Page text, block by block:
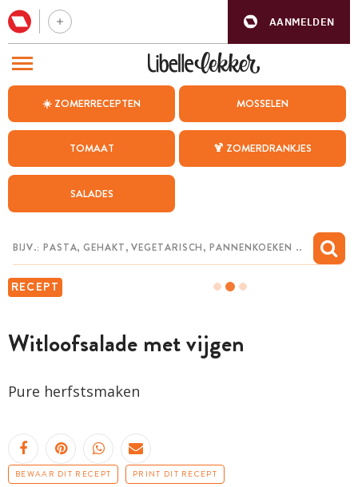
AANMELDEN
☀️ ZOMERRECEPTEN MOSSELEN
TOMAAT 🍹 ZOMERDRANKJES
SALADES
RECEPT
Witloofsalade met vijgen
Pure herfstsmaken
BEWAAR DIT RECEPT PRINT DIT RECEPT
BEZOEK ONZE ANDERE WEBSITES
WEEKMENU
CHAT MET MAIA
MIJN BEWAARDE RECEPTEN